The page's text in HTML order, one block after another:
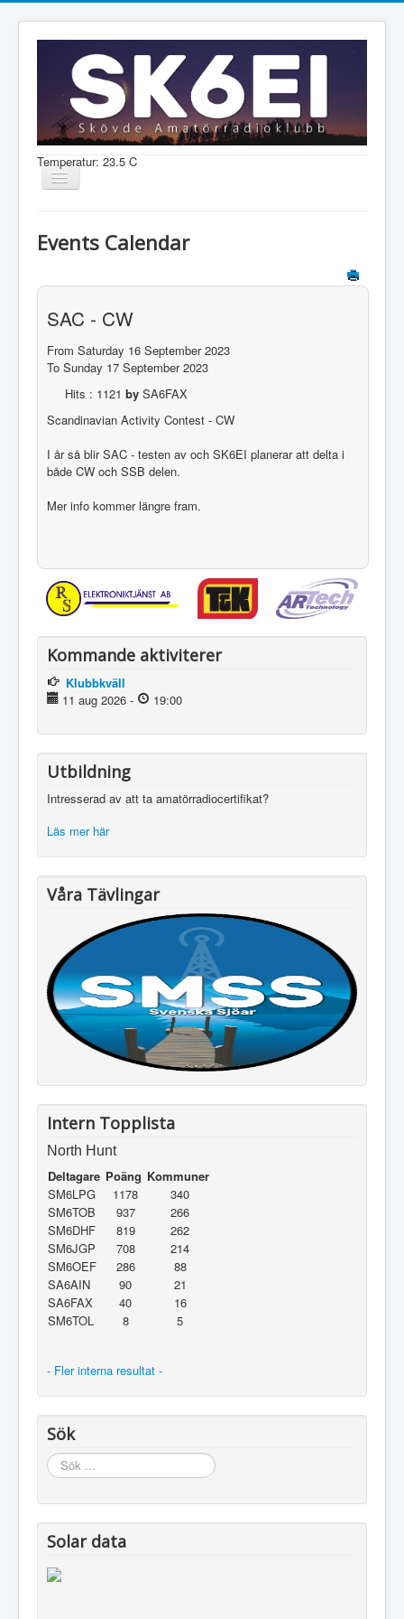
Temperatur: 23.5 C
Visa/dölj
Information
Aktiviteter
Medlem
Shop
Events Calendar
SAC - CW
From Saturday 16 September 2023
To Sunday 17 September 2023
Hits : 1121 bySA6FAX
Scandinavian Activity Contest - CW
I år så blir SAC - testen av och SK6EI planerar att delta i
både CW och SSB delen.
Mer info kommer längre fram.
Kommande aktiviterer
Klubbkväll
11 aug 2026 - 19:00
Utbildning
Intresserad av att ta amatörradiocertifikat?
Läs mer här
Våra Tävlingar
Intern Topplista
North Hunt
Deltagare Poäng Kommuner
SM6LPG
1178
340
SM6TOB
937
266
SM6DHF
819
262
SM6JGP
708
214
SM6OEF
286
88
SA6AIN
90
21
SA6FAX
40
16
SM6TOL
8 5
- Fler interna resultat -
Sök
Sök
...
Solar data